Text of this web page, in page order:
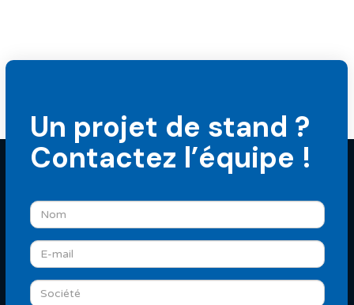
Un projet de stand ?
Contactez l’équipe !